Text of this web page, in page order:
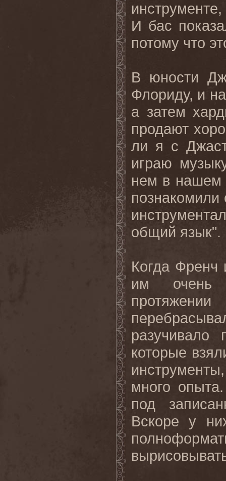
И бас
потому что
В юности
Флориду, и
а затем
продают
ли я с
играю
нем в нашем
общий язык".
Когда
им очень
которые
много
под
Вскоре у